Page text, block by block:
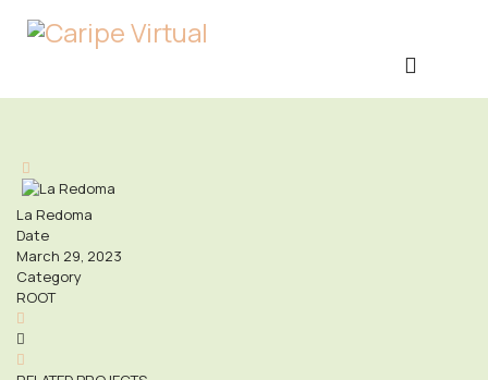
La Redoma
Date
March 29, 2023
Category
ROOT